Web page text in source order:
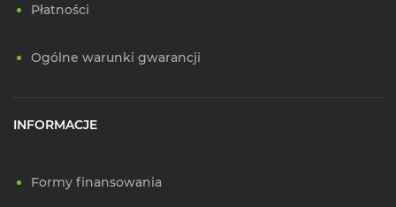
Płatności
Ogólne warunki gwarancji
INFORMACJE
Formy finansowania